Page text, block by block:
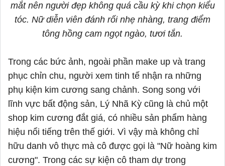
mắt nên người đẹp không quá cầu kỳ khi chọn kiểu
tóc. Nữ diễn viên đánh rối nhẹ nhàng, trang điểm
tông hồng cam ngọt ngào, tươi tắn.
Trong các bức ảnh, ngoài phần make up và trang
phục chỉn chu, người xem tinh tế nhận ra những
phụ kiện kim cương sang chảnh. Song song với
lĩnh vực bất động sản, Lý Nhã Kỳ cũng là chủ một
shop kim cương đắt giá, có nhiều sản phẩm hàng
hiệu nổi tiếng trên thế giới. Vì vậy mà không chỉ
hữu danh vô thực mà cô được gọi là "Nữ hoàng kim
cương". Trong các sự kiện cô tham dự trong